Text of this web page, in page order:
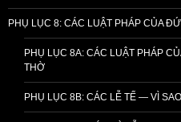
PHỤ LỤC 8: CÁC LUẬT PHÁP CỦA
PHỤ LỤC 8A: CÁC LUẬT PHÁP
THỜ
PHỤ LỤC 8B: CÁC LỄ TẾ — VÌ